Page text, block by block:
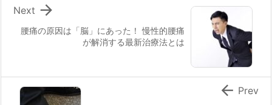
腰痛の原因は「脳」にあった！ 慢性的腰痛
が解消する最新治療法とは

Next
 Prev